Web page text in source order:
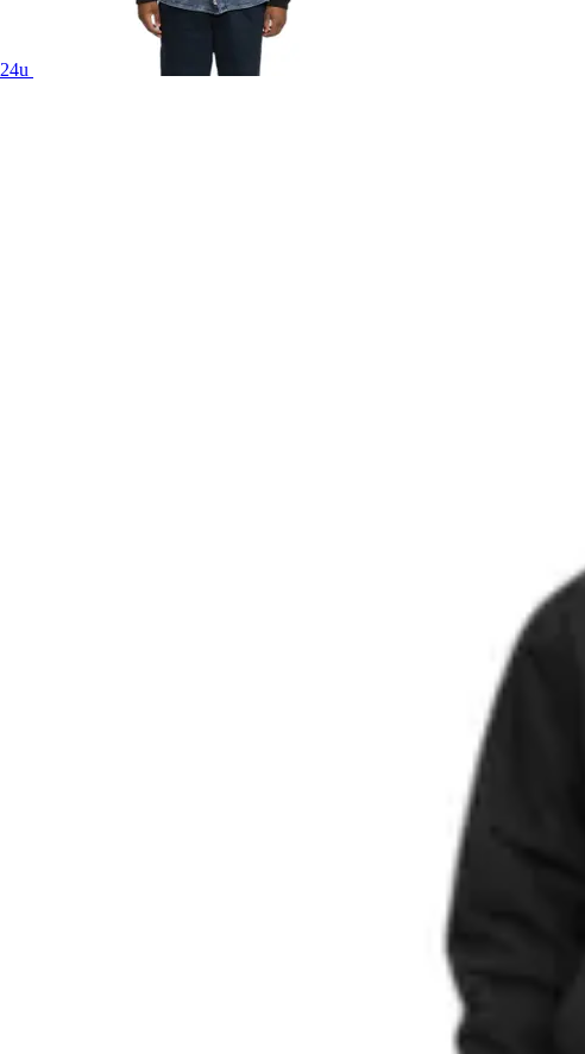
24u